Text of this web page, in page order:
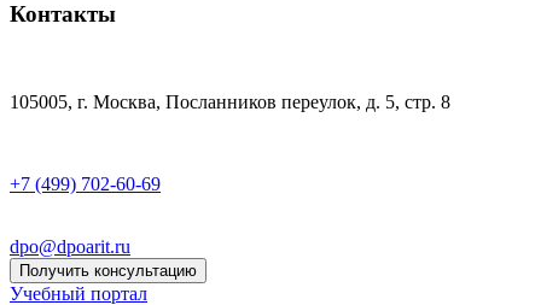
Контакты
105005, г. Москва, Посланников переулок, д. 5, стр. 8
+7 (499) 702-60-69
dpo@dpoarit.ru
Получить консультацию
Учебный портал